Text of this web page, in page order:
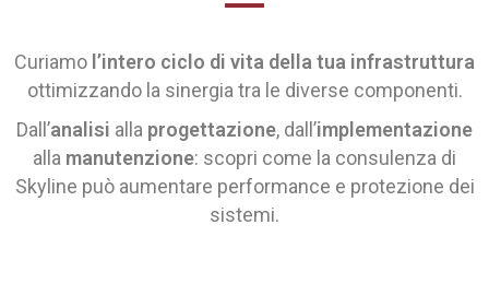
Gestione HR
HR Business Intelligence
Infrastruttura
Curiamo l’intero ciclo di vita della tua infrastruttura
ottimizzando la sinergia tra le diverse componenti.
Dall’analisi alla progettazione, dall’implementazione
alla manutenzione: scopri come la consulenza di
Skyline può aumentare performance e protezione dei
sistemi.